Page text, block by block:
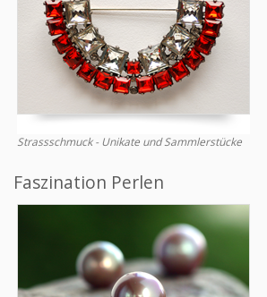
Strassschmuck - Unikate und Sammlerstücke
Faszination Perlen